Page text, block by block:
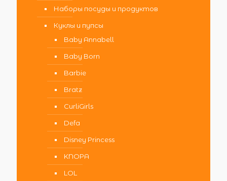
Наборы посуды и продуктов
Куклы и пупсы
Baby Annabell
Baby Born
Barbie
Bratz
CurliGirls
Defa
Disney Princess
KNOPA
LOL